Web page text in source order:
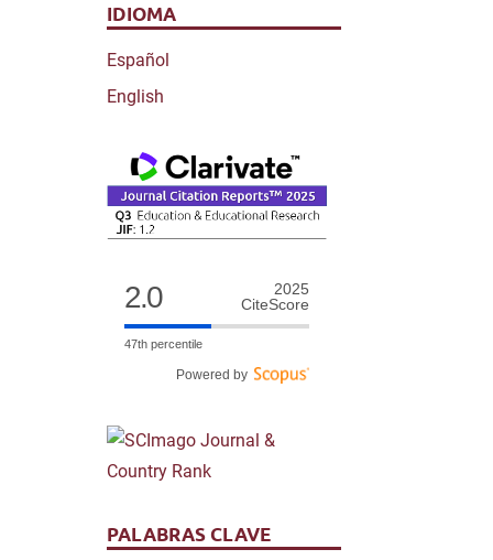
IDIOMA
Español
English
2.0
2025
CiteScore
47th percentile
Powered by
PALABRAS CLAVE